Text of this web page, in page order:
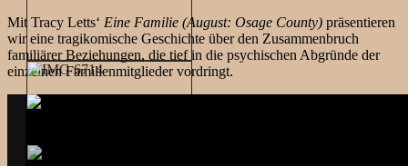
Mit Tracy Letts‘ Eine Familie (August: Osage County) präsentieren
wir eine tragikomische Geschichte über den Zusammenbruch
familiärer Beziehungen, die tief in die psychischen Abgründe der
einzelnen Familienmitglieder vordringt.